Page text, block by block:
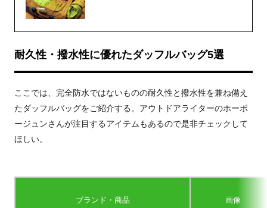
耐久性・撥水性に優れたダッフルバッグ5選
ここでは、完全防水ではないものの耐久性と撥水性を兼ね備え
たダッフルバッグをご紹介する。アウトドアライターのホーボ
ージュンさんが注目するアイテムもあるので是非チェックして
ほしい。
ブランド・商品 画像